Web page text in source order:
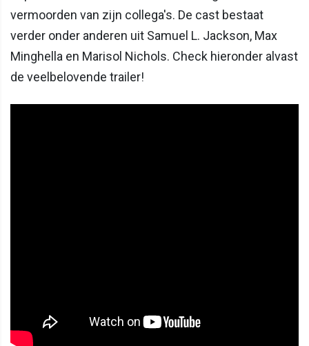
vermoorden van zijn collega's. De cast bestaat
verder onder anderen uit Samuel L. Jackson, Max
Minghella en Marisol Nichols. Check hieronder alvast
de veelbelovende trailer!